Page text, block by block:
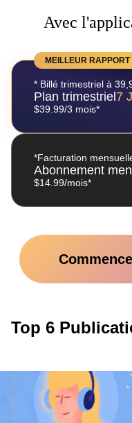
Avec
MEILLEUR
* Billé trimestriel à
Plan trimestriel7
$39.99/3 mois*
*Facturation
Abonnement
$14.99/mois*
Top 6